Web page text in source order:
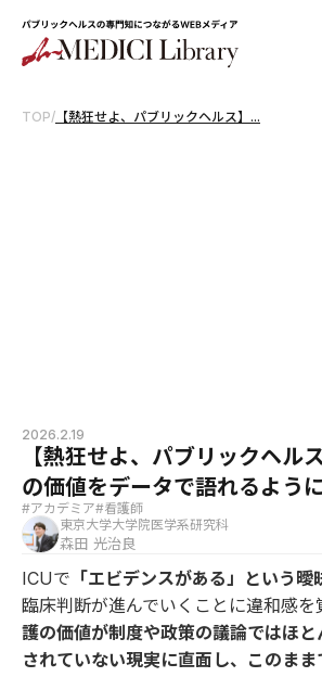
TOP/ 【熱狂せよ、パブリックヘルス】...
2026.2.19
【熱狂せよ、パブリックヘル
の価値をデータで語れるよう
#アカデミア#看護師
東京大学大学院医学系研究科
森田 光治良
ICUで 「エビデンスがある」という曖
臨床判断が進んでいくことに違和感を
護の価値が制度や政策の議論ではほ
されていない現実に直面し、このまま